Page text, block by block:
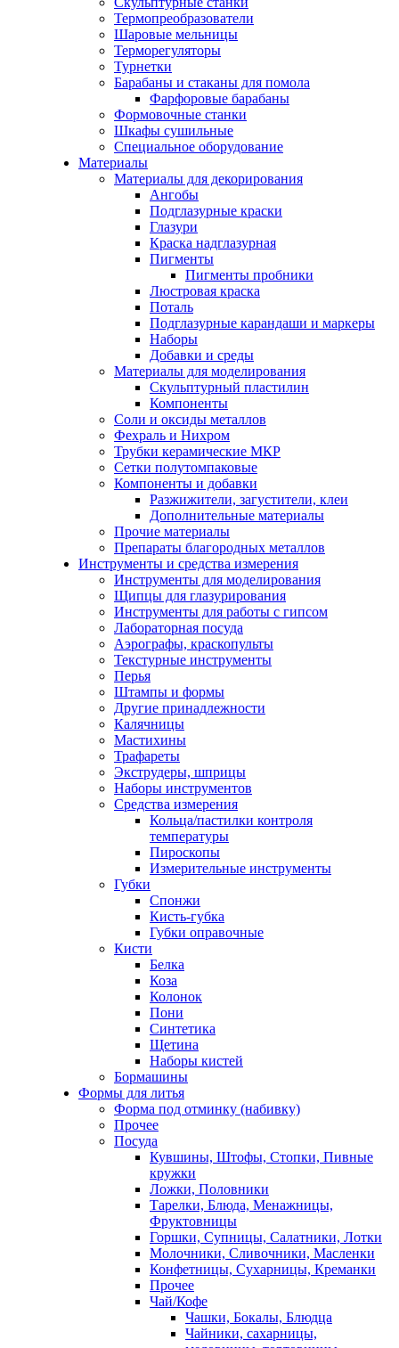
Термопреобразователи
Шаровые мельницы
Терморегуляторы
Турнетки
Барабаны и стаканы для помола
Фарфоровые барабаны
Формовочные станки
Шкафы сушильные
Специальное оборудование
Материалы
Материалы для декорирования
Ангобы
Подглазурные краски
Глазури
Краска надглазурная
Пигменты
Пигменты пробники
Люстровая краска
Поталь
Подглазурные карандаши и маркеры
Наборы
Добавки и среды
Материалы для моделирования
Скульптурный пластилин
Компоненты
Соли и оксиды металлов
Фехраль и Нихром
Трубки керамические МКР
Сетки полутомпаковые
Компоненты и добавки
Разжижители, загустители, клеи
Дополнительные материалы
Прочие материалы
Препараты благородных металлов
Инструменты и средства измерения
Инструменты для моделирования
Щипцы для глазурирования
Инструменты для работы с гипсом
Лабораторная посуда
Аэрографы, краскопульты
Текстурные инструменты
Перья
Штампы и формы
Другие принадлежности
Калячницы
Мастихины
Трафареты
Экструдеры, шприцы
Наборы инструментов
Средства измерения
Кольца/пастилки контроля
температуры
Пироскопы
Измерительные инструменты
Губки
Спонжи
Кисть-губка
Губки оправочные
Кисти
Белка
Коза
Колонок
Пони
Синтетика
Щетина
Наборы кистей
Бормашины
Формы для литья
Форма под отминку (набивку)
Прочее
Посуда
Кувшины, Штофы, Стопки, Пивные
кружки
Ложки, Половники
Тарелки, Блюда, Менажницы,
Фруктовницы
Горшки, Супницы, Салатники, Лотки
Молочники, Сливочники, Масленки
Конфетницы, Сухарницы, Креманки
Прочее
Чай/Кофе
Чашки, Бокалы, Блюдца
Чайники, сахарницы,